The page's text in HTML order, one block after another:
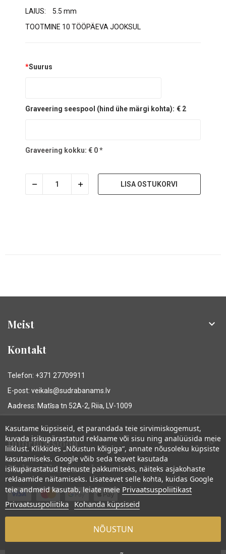
LAIUS:
5.5 mm
TOOTMINE 10 TÖÖPÄEVA JOOKSUL
*Suurus
Graveering seespool (hind ühe märgi kohta): € 2
Graveering kokku: € 0*
LISA OSTUKORVI
Meist 
Kontakt
Telefon: +371 27709911
E-post: veikals@sudrabanams.lv
Aadress: Matīsa tn 52A-2, Riia, LV-1009
Informatsioon 
Maksevõimalused
© Sudraba Nams. All rights reserved.
Kasutame küpsiseid, et parandada teie sirvimiskogemust,
kuvada isikupärastatud reklaame või sisu ning analüüsida meie
liiklust. Klikkides „Nõustun kõigiga“, annate nõusoleku küpsiste
kasutamiseks. Google võib seda teavet kasutada
isikupärastatud teenuste pakkumiseks, näiteks asjakohaste
reklaamide näitamiseks. Lisateavet selle kohta, kuidas Google
teie andmeid kasutab, leiate meie Privaatsuspoliitikast
Privaatsuspoliitika Kohanda küpsiseid
NÕUSTUN